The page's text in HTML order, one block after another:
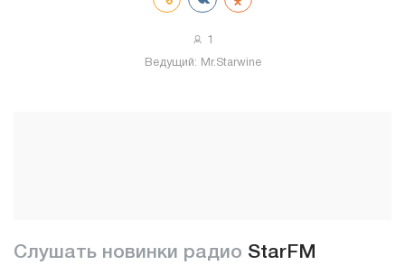
1
Ведущий: Mr.Starwine
Слушать новинки радио StarFM